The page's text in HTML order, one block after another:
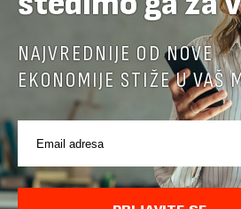
NAJVREDNIJE OD NOVE
EKONOMIJE STIŽE U VAŠ